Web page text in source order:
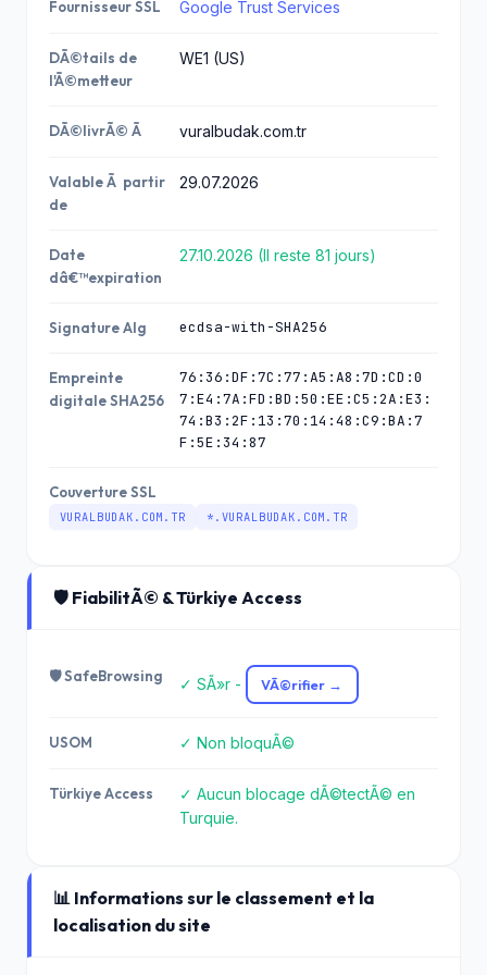
Fournisseur SSL Google Trust Services
DÃ©tails de
l'Ã©metteur
WE1 (US)
DÃ©livrÃ© Ã vuralbudak.com.tr
Valable Ã partir
de
29.07.2026
Date
dâ€™expiration
27.10.2026 (Il reste 81 jours)
Signature Alg ecdsa-with-SHA256
Empreinte
digitale SHA256
76:36:DF:7C:77:A5:A8:7D:CD:0
7:E4:7A:FD:BD:50:EE:C5:2A:E3:
74:B3:2F:13:70:14:48:C9:BA:7
F:5E:34:87
Couverture SSL
VURALBUDAK.COM.TR *.VURALBUDAK.COM.TR
🛡️ FiabilitÃ© & Türkiye Access
🛡️ SafeBrowsing ✓ SÃ»r - VÃ©rifier →
USOM ✓ Non bloquÃ©
Türkiye Access
✓ Aucun blocage dÃ©tectÃ© en
Turquie.
📊 Informations sur le classement et la
localisation du site